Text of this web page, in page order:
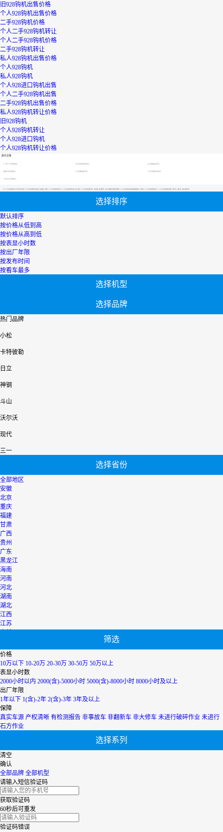
旧928钩机出售价格
个人928钩机出售价格
二手928钩机价格
个人二手928钩机转让
个人二手928钩机价格
二手928钩机转让
私人928钩机出售价格
个人928钩机
私人928钩机
个人928进口钩机出售
个人二手928钩机出售
二手928钩机出售价格
私人928钩机转让价格
旧928钩机
个人928钩机转让
个人928进口钩机
个人928钩机转让价格
最优设备
广西二手挖掘机 轮式挖掘机报价
二手压路机报价
【个人二手928进口钩机转让】专区为您汇总有关个人二手928进口钩机转让有关的二手设备信息，提供个人二手928进口钩机转让转让,个人二手928进口钩机转让买卖,市场,包括个人二手928进口钩机转让报价，热卖品牌，热卖地区等；还可以直接看到为您精心挑选的个人二手928进口钩机转让相关的机械设备信息，包括其个人二手928进口钩机转让型号、个人二手928进口钩机转让参数、机型介绍、品牌介绍、新机价格信息等；
选择排序
默认排序
按价格从低到高
按价格从高到低
按表显小时数
按出厂年限
按发布时间
按看车最多
选择机型
选择品牌
热门品牌
小松
卡特彼勒
日立
神钢
斗山
沃尔沃
现代
三一
选择省份
全部地区
安徽
北京
重庆
福建
甘肃
广西
贵州
广东
黑龙江
海南
河南
河北
湖南
湖北
江西
江苏
宁夏
内蒙古
青海
上海
陕西
山西
山东
四川
天津
台湾
新疆
香港
云南
浙江
筛选
价格
10万以下 10-20万 20-30万 30-50万 50万以上
表显小时数
2000小时以内 2000(含)-5000小时 5000(含)-8000小时 8000小时及以上
出厂年限
1年以下 1(含)-2年 2(含)-3年 3年及以上
保障
真实车源 产权清晰 有检测报告 非事故车 非翻新车 非大修车 未进行破碎作业 未进行
石方作业
选择系列
清空
确认
全部品牌 全部机型
请输入短信验证码
获取验证码
60秒后可重发
验证码错误